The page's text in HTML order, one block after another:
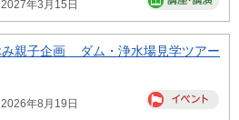
年3月15日
み親子企画 ダム・浄水場見学ツアー
年8月19日